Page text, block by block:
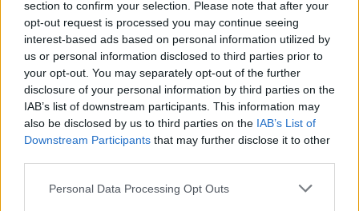
section to confirm your selection. Please note that after your
opt-out request is processed you may continue seeing
interest-based ads based on personal information utilized by
us or personal information disclosed to third parties prior to
your opt-out. You may separately opt-out of the further
disclosure of your personal information by third parties on the
IAB’s list of downstream participants. This information may
also be disclosed by us to third parties on the IAB’s List of
Downstream Participants that may further disclose it to other
Personal Data Processing Opt Outs
ARTIGOS RELACIONADOSMAIS DO AUTOR